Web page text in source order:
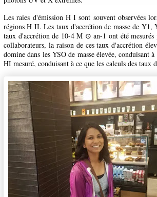
Les raies d'émission H I sont souvent observées
régions H II. Les taux d'accrétion de masse de
taux d'accrétion de 10-4 M ⊙ an-1 ont été mesurés
collaborateurs, la raison de ces taux d'accrétion
domine dans les YSO de masse élevée,
HI mesuré, conduisant à ce que les calculs des taux